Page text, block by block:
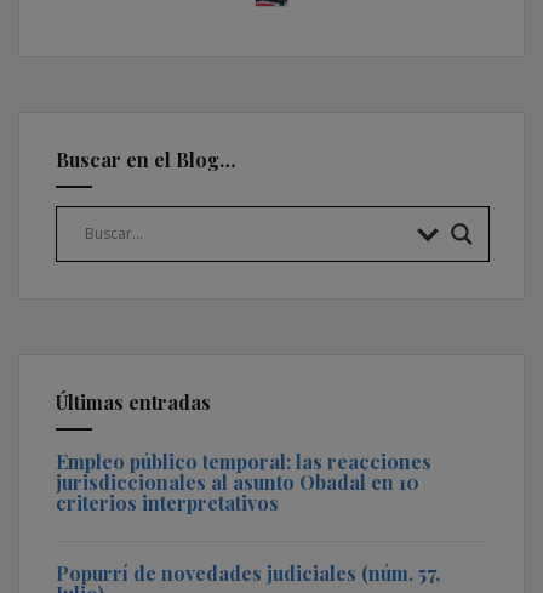
Buscar en el Blog…
Últimas entradas
Empleo público temporal: las reacciones
jurisdiccionales al asunto Obadal en 10
criterios interpretativos
Popurrí de novedades judiciales (núm. 57,